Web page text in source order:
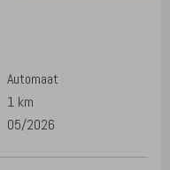
Automaat
1 km
05/2026